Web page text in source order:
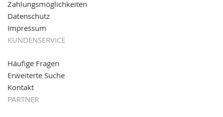
Zahlungsmöglichkeiten
Datenschutz
Impressum
KUNDENSERVICE
Häufige Fragen
Erweiterte Suche
Kontakt
PARTNER